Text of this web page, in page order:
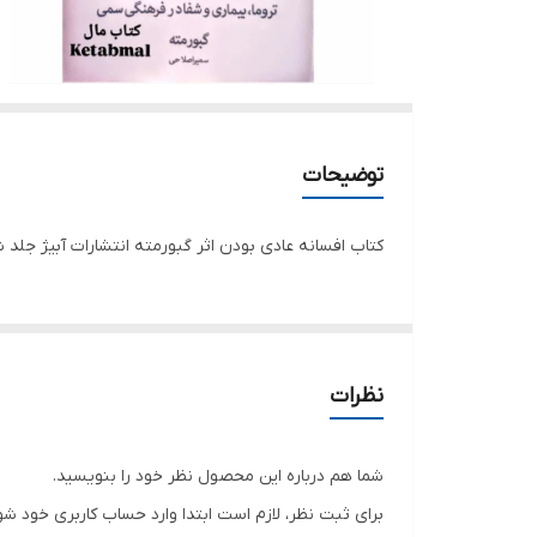
توضیحات
کتاب افسانه عادی بودن اثر گبورمته انتشارات آبیژ
نظرات
شما هم درباره این محصول نظر خود را بنویسید.
برای ثبت نظر، لازم است ابتدا وارد حساب کاربری خود